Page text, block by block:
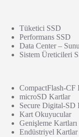
Tüketici SSD
Performans SSD
Data Center –
Sistem Üreticileri
CompactFlash-CF
microSD Kartlar
Secure Digital-SD
Kart Okuyucular
Genişleme Kartları
Endüstriyel Kartlar